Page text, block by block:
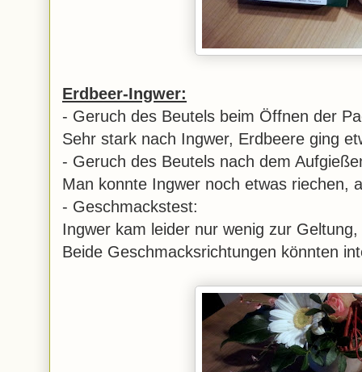
Erdbeer-Ingwer:
- Geruch des Beutels beim Öffnen der
Sehr stark nach Ingwer, Erdbeere ging
- Geruch des Beutels nach dem
Man konnte Ingwer noch etwas riechen,
- Geschmackstest:
Ingwer kam leider nur wenig zur
Beide Geschmacksrichtungen könnten